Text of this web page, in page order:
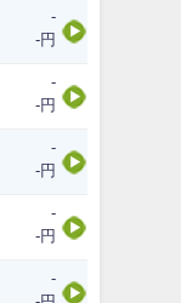
-
-円
-
-円
-
-円
-
-円
-